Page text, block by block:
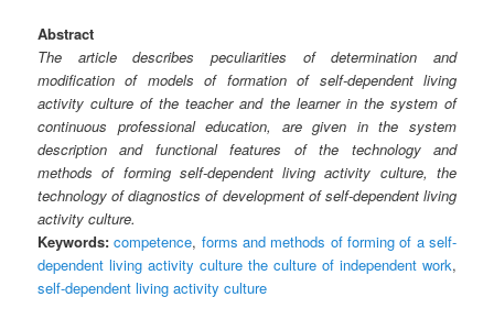
Abstract
The article describes peculiarities of determination and
modification of models of formation of self-dependent living
activity culture of the teacher and the learner in the system of
continuous professional education, are given in the system
description and functional features of the technology and
methods of forming self-dependent living activity culture, the
technology of diagnostics of development of self-dependent living
activity culture.
Keywords: competence, forms and methods of forming of a self-
dependent living activity culture the culture of independent work,
self-dependent living activity culture